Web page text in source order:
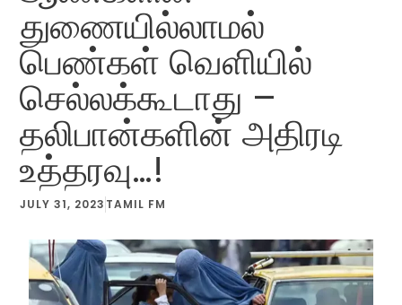
துணையில்லாமல்
பெண்கள் வெளியில்
செல்லக்கூடாது –
தலிபான்களின் அதிரடி
உத்தரவு…!
JULY 31, 2023 TAMIL FM